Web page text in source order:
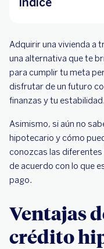
Calcular
Adquirir una vivienda a
una alternativa que te
para cumplir tu meta
disfrutar de un futuro
finanzas y tu estabilidad.
Asimismo, si aún no
hipotecario y cómo
conozcas las
de acuerdo con lo que
pago.
Ventajas
crédito